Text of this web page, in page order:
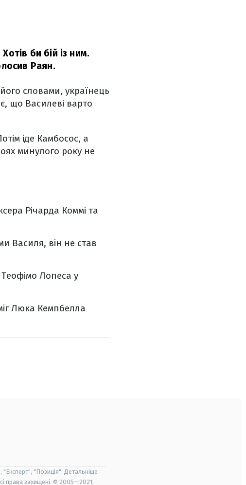
би бій із ним.
Раян.
словами, українець
що Василеві варто
іде Камбосос, а
минулого року не
Річарда Коммі та
Василя, він не став
Лопеса у
Люка Кемпбелла
"Експерт", "Позиція". Детальніше
права захищені. © 2005—2021,